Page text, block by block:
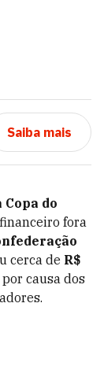
Saiba mais
do
fora
cerca de R$
por causa dos